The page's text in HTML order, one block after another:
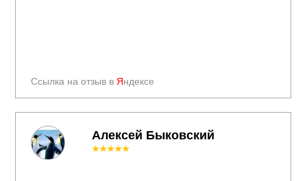
Ссылка на отзыв в Яндексе
Алексей Быковский
★★★★★